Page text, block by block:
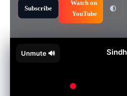
🌓
Watch on
YouTube
Subscribe
🔊 Unmute